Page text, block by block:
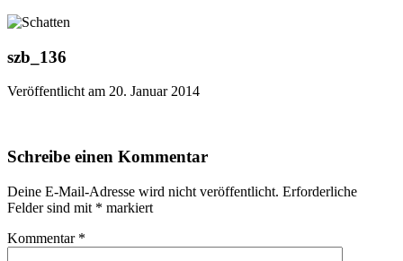
szb_136
Veröffentlicht am 20. Januar 2014
Schreibe einen Kommentar
Deine E-Mail-Adresse wird nicht veröffentlicht. Erforderliche
Felder sind mit * markiert
Kommentar *